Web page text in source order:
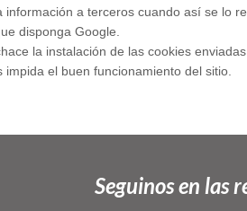
a terceros cuando así se lo
disponga Google.
la instalación de las cookies
el buen funcionamiento del sitio.
Seguinos en las